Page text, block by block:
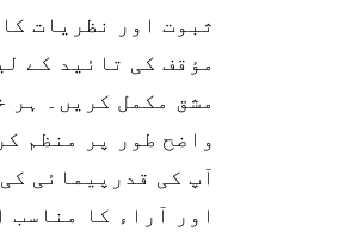
ثبوت اور نظریات
مؤقف کی تائید کے
مشق مکمل کریں۔ ہر
واضح طور پر منظم کرنا
آپ کی قدرپیمائی
اور آراء کا مناسب